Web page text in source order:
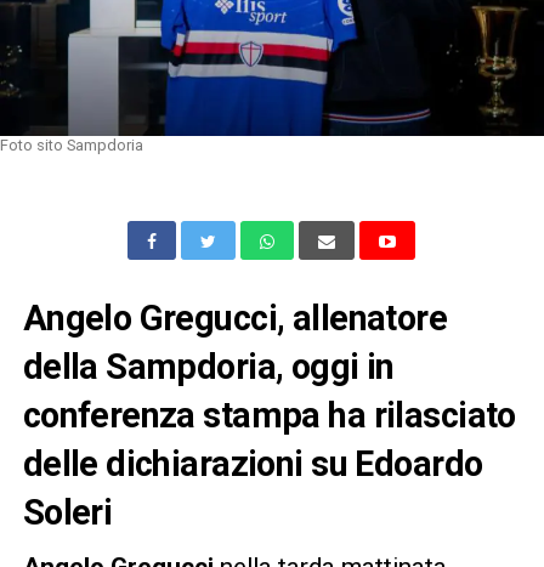
Foto sito Sampdoria
Angelo Gregucci, allenatore
della Sampdoria, oggi in
conferenza stampa ha rilasciato
delle dichiarazioni su Edoardo
Soleri